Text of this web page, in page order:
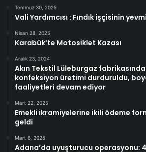
Temmuz 30, 2025
Vali Yardımcısı : Fındık işçisinin
Nisan 28, 2025
Karabük’te Motosiklet Kazası
Aralık 23, 2024
Akın Tekstil Lüleburgaz
konfeksiyon üretimi durduruldu,
faaliyetleri devam ediyor
Mart 22, 2025
Emekli ikramiyelerine ikili ödeme
geldi
Mart 6, 2025
Adana’da uyuşturucu operasyonu: